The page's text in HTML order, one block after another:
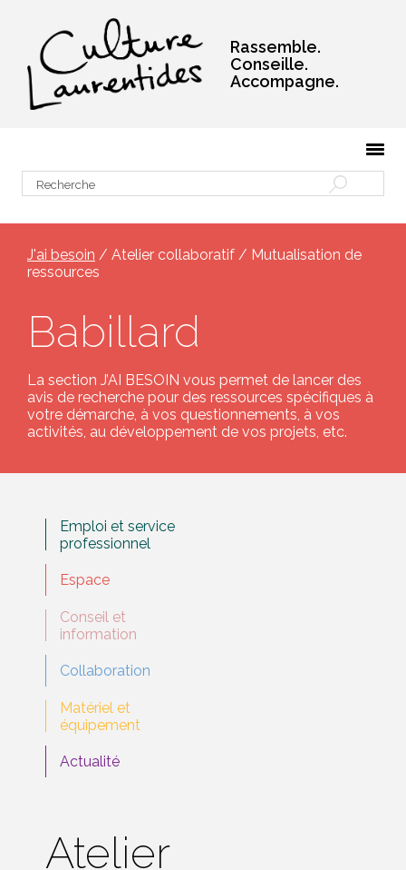
Rassemble.
Conseille.
Accompagne.
J'ai besoin / Atelier collaboratif / Mutualisation de
ressources
Babillard
La section J’AI BESOIN vous permet de lancer des
avis de recherche pour des ressources spécifiques à
votre démarche, à vos questionnements, à vos
activités, au développement de vos projets, etc.
Emploi et service
professionnel
Espace
Conseil et
information
Collaboration
Matériel et
équipement
Actualité
Atelier